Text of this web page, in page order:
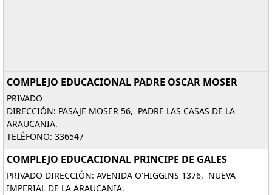
COMPLEJO EDUCACIONAL PADRE OSCAR MOSER
PRIVADO
DIRECCIÓN: PASAJE MOSER 56, PADRE LAS CASAS DE LA
ARAUCANIA.
TELÉFONO: 336547
COMPLEJO EDUCACIONAL PRINCIPE DE GALES
PRIVADO DIRECCIÓN: AVENIDA O'HIGGINS 1376, NUEVA
IMPERIAL DE LA ARAUCANIA.